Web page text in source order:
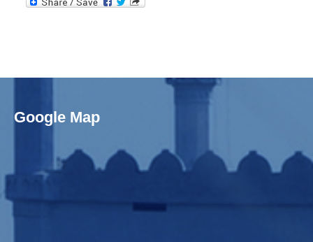
Google Map